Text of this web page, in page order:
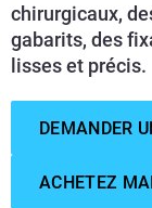
chirurgicaux,
gabarits, des
lisses et précis.
DEMANDER
ACHETEZ